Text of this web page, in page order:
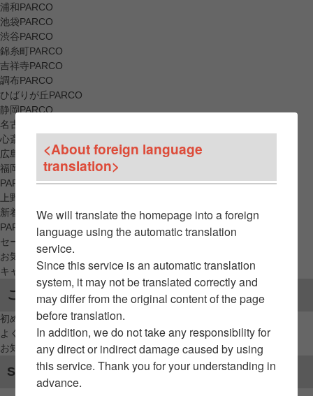
浦和PARCO
池袋PARCO
渋谷PARCO
錦糸町PARCO
吉祥寺PARCO
調布PARCO
ひばりが丘PARCO
静岡PARCO
名古屋PARCO
心斎橋PARCO
広島PARCO
福岡PARCO
PARCO_ya
上野
新着アイテムから探す
PARCO限定アイテムから探す
セールアイテムから探す
お気に入りから探す
キャンペーン/クーポン対象から探す
ご利用案内
初めてのお客様へ
よくあるご質問 / お問い合わせ
お知らせ
SNSアカウント
<About foreign language
translation>
We will translate the homepage into a foreign
language using the automatic translation
service.
Since this service is an automatic translation
system, it may not be translated correctly and
may differ from the original content of the page
before translation.
In addition, we do not take any responsibility for
any direct or indirect damage caused by using
this service. Thank you for your understanding in
advance.